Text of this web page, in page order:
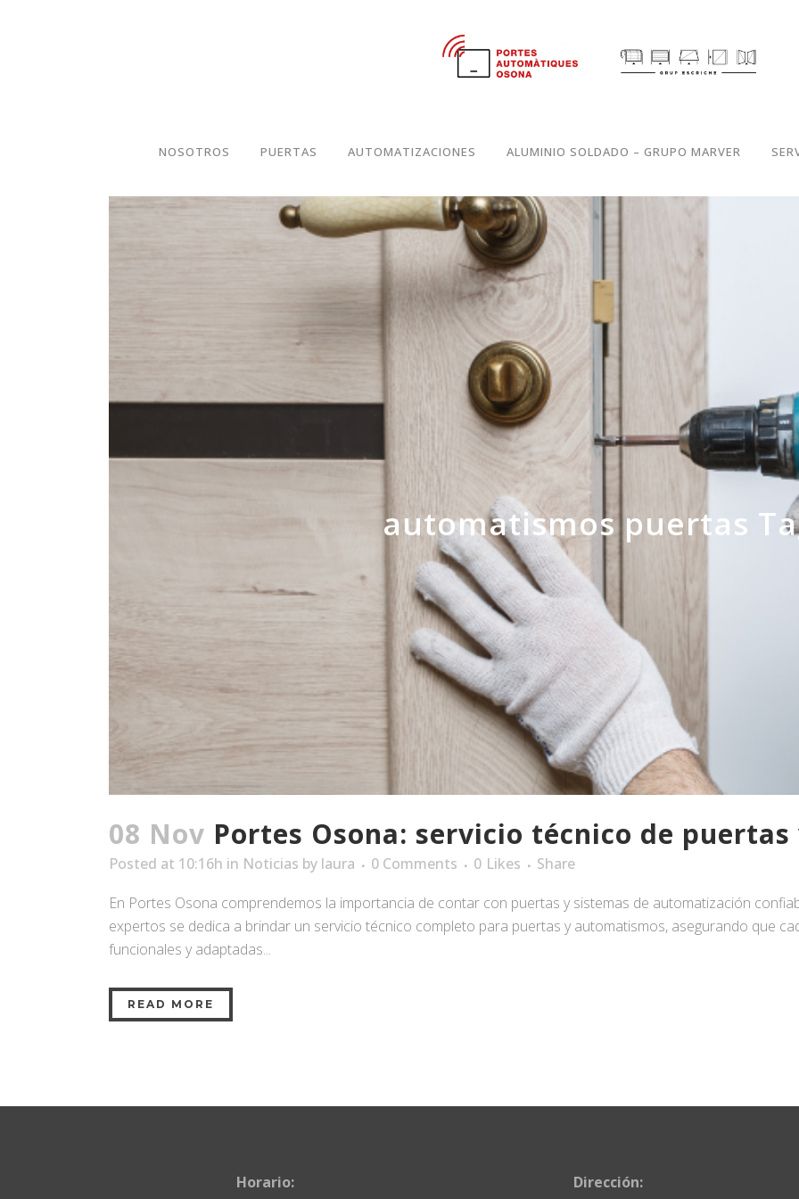
NOSOTROS PUERTAS AUTOMATIZACIONES ALUMINIO SOLDADO – GRUPO MARVER
automatismos puertas
08 Nov Portes Osona: servicio técnico de
Posted at 10:16h in Noticias by laura 0 Comments 0 Likes
Share
En Portes Osona comprendemos la importancia de contar con puertas y sistemas de automatización
expertos se dedica a brindar un servicio técnico completo para puertas y automatismos, asegurando que
funcionales y adaptadas...
READ MORE
Horario: Dirección: